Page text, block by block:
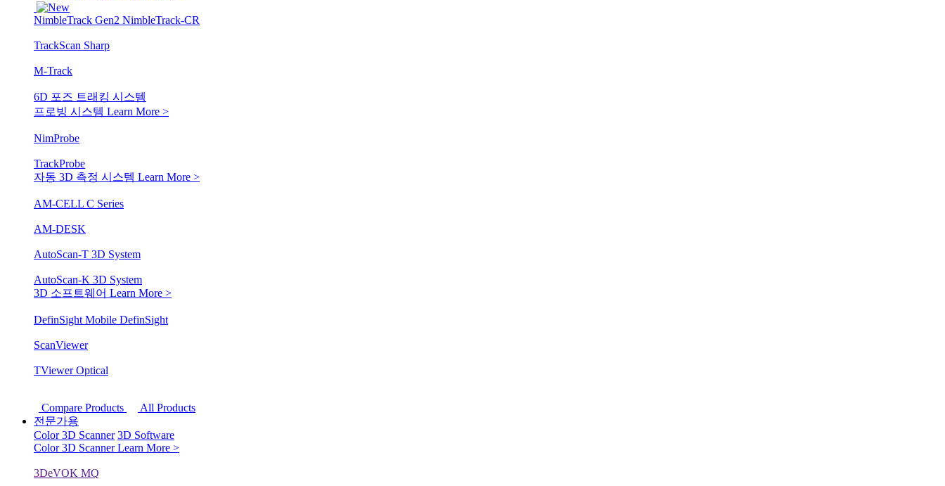
NimbleTrack Gen2 NimbleTrack-CR
TrackScan Sharp
M-Track
6D 포즈 트래킹 시스템
프로빙 시스템 Learn More >
NimProbe
TrackProbe
자동 3D 측정 시스템 Learn More >
AM-CELL C Series
AM-DESK
AutoScan-T 3D System
AutoScan-K 3D System
3D 소프트웨어 Learn More >
DefinSight Mobile DefinSight
ScanViewer
TViewer Optical
Compare Products
All Products
전문가용
Color 3D Scanner 3D Software
Color 3D ScannerLearn More >
3DeVOK MQ